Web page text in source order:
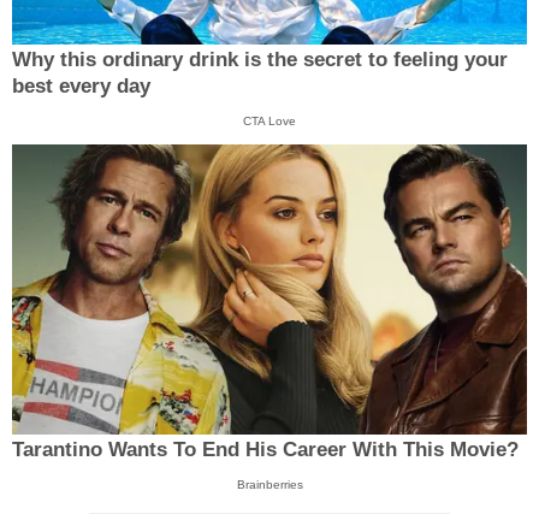
Why this ordinary drink is the secret to feeling your
best every day
CTA Love
Tarantino Wants To End His Career With This Movie?
Brainberries